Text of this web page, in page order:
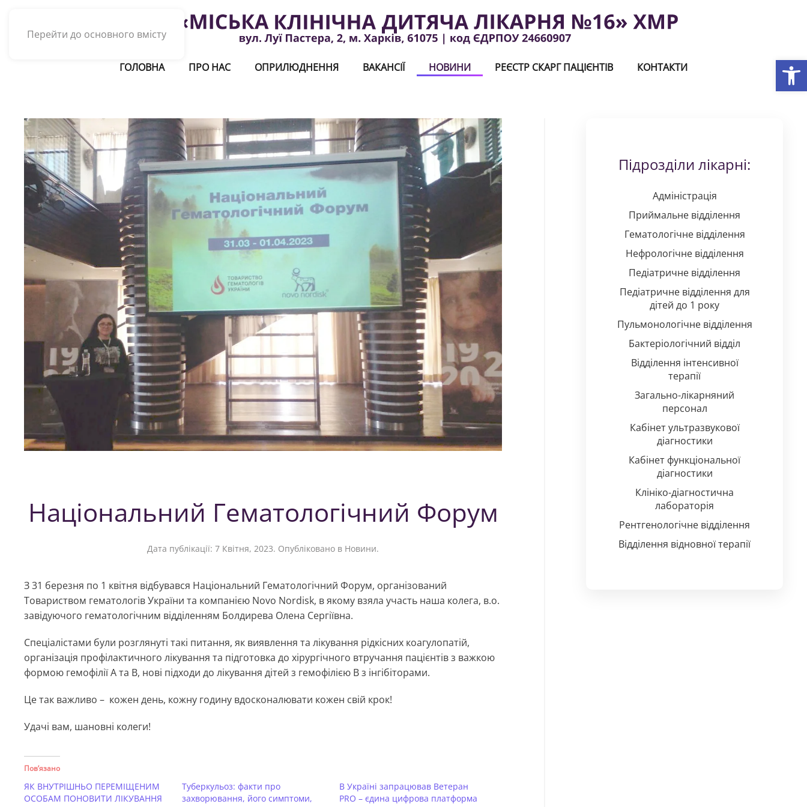
Перейти до основного вмісту
ГОЛОВНА ПРО НАС ОПРИЛЮДНЕННЯ ВАКАНСІЇ НОВИНИ РЕЄСТР СКАРГ ПАЦІЄНТІВ КОНТАКТИ
Національний Гематологічний Форум
Дата публікації: 7 Квітня, 2023. Опубліковано в Новини.
З 31 березня по 1 квітня відбувався Національний Гематологічний Форум, організований
Товариством гематологів України та компанією Novo Nordisk, в якому взяла участь наша колега, в.о.
завідуючого гематологічним відділенням Болдирева Олена Сергіївна.
Спеціалістами були розглянуті такі питання, як виявлення та лікування рідкісних коагулопатій,
організація профілактичного лікування та підготовка до хірургічного втручання пацієнтів з важкою
формою гемофілії А та В, нові підходи до лікування дітей з гемофілією В з інгібіторами.
Це так важливо – кожен день, кожну годину вдосконалювати кожен свій крок!
Удачі вам, шановні колеги!
Пов’язано
ЯК ВНУТРІШНЬО ПЕРЕМІЩЕНИМ
ОСОБАМ ПОНОВИТИ ЛІКУВАННЯ
Туберкульоз: факти про
захворювання, його симптоми,
В Україні запрацював Ветеран
PRO – єдина цифрова платформа
Підрозділи лікарні:
Адміністрація
Приймальне відділення
Гематологічне відділення
Нефрологічне відділення
Педіатричне відділення
Педіатричне відділення для
дітей до 1 року
Пульмонологічне відділення
Бактеріологічний відділ
Відділення інтенсивної
терапії
Загально-лікарняний
персонал
Кабінет ультразвукової
діагностики
Кабінет функціональної
діагностики
Клініко-діагностична
лабораторія
Рентгенологічне відділення
Відділення відновної терапії